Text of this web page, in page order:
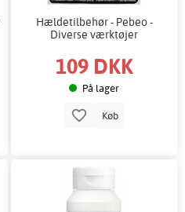
Hældetilbehør - Pebeo -
Diverse værktøjer
109 DKK
På lager
Køb